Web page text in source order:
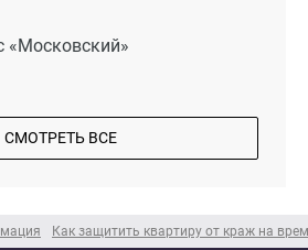
Как защитить квартиру от краж на
СМОТРЕТЬ ВСЕ